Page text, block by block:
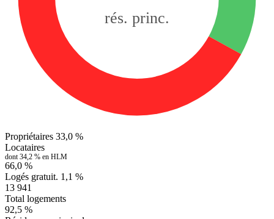
rés. princ.
Propriétaires 33,0 %
Locataires
dont 34,2 % en HLM
66,0 %
Logés gratuit. 1,1 %
13 941
Total logements
92,5 %